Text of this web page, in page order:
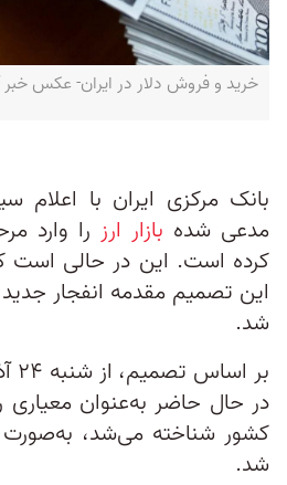
خرید و فروش دلار در ایران- عکس خبر
بانک مرکزی ایران با اعلام
مدعی شده بازار ارز را وارد
کرده است. این در حالی است
این تصمیم مقدمه انفجار
شد.
در حال حاضر به‌عنوان معیاری
کشور شناخته می‌شد، به‌صورت
شد.